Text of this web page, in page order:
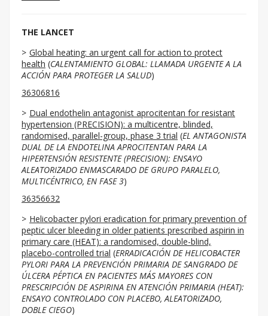
THE LANCET
Global heating: an urgent call for action to protect
health (CALENTAMIENTO GLOBAL: LLAMADA URGENTE A LA
ACCIÓN PARA PROTEGER LA SALUD)
36306816
Dual endothelin antagonist aprocitentan for resistant
hypertension (PRECISION): a multicentre, blinded,
randomised, parallel-group, phase 3 trial (EL ANTAGONISTA
DUAL DE LA ENDOTELINA APROCITENTAN PARA LA
HIPERTENSIÓN RESISTENTE (PRECISION): ENSAYO
ALEATORIZADO ENMASCARADO DE GRUPO PARALELO,
MULTICÉNTRICO, EN FASE 3)
36356632
Helicobacter pylori eradication for primary prevention of
peptic ulcer bleeding in older patients prescribed aspirin in
primary care (HEAT): a randomised, double-blind,
placebo-controlled trial (ERRADICACIÓN DE HELICOBACTER
PYLORI PARA LA PREVENCIÓN PRIMARIA DE SANGRADO DE
ÚLCERA PÉPTICA EN PACIENTES MÁS MAYORES CON
PRESCRIPCIÓN DE ASPIRINA EN ATENCIÓN PRIMARIA (HEAT):
ENSAYO CONTROLADO CON PLACEBO, ALEATORIZADO,
DOBLE CIEGO)